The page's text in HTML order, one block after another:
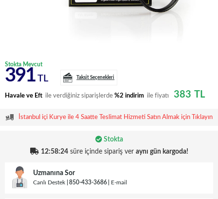
Stokta Mevcut
391 TL Taksit Seçenekleri
Havale ve Eft ile verdiğiniz siparişlerde %2 indirim ile fiyatı 383 TL
İstanbul içi Kurye ile 4 Saatte Teslimat Hizmeti Satın Almak için Tıklayın
Stokta
12:58:24süre içinde sipariş ver aynı gün kargoda!
Uzmanına Sor
Canlı Destek 850-433-3686 E-mail